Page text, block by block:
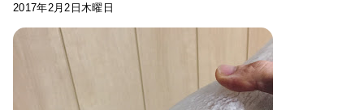
2017年2月2日木曜日